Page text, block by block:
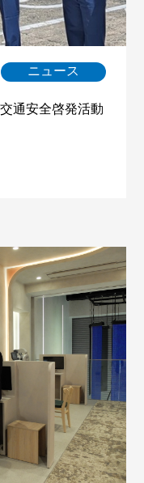
ニュース
通安全啓発活動